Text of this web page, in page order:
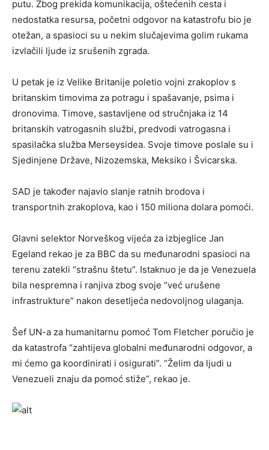
putu. Zbog prekida komunikacija, oštećenih cesta i
nedostatka resursa, početni odgovor na katastrofu bio je
otežan, a spasioci su u nekim slučajevima golim rukama
izvlačili ljude iz srušenih zgrada.
U petak je iz Velike Britanije poletio vojni zrakoplov s
britanskim timovima za potragu i spašavanje, psima i
dronovima. Timove, sastavljene od stručnjaka iz 14
britanskih vatrogasnih službi, predvodi vatrogasna i
spasilačka služba Merseysidea. Svoje timove poslale su i
Sjedinjene Države, Nizozemska, Meksiko i Švicarska.
SAD je također najavio slanje ratnih brodova i
transportnih zrakoplova, kao i 150 miliona dolara pomoći.
Glavni selektor Norveškog vijeća za izbjeglice Jan
Egeland rekao je za BBC da su međunarodni spasioci na
terenu zatekli “strašnu štetu”. Istaknuo je da je Venezuela
bila nespremna i ranjiva zbog svoje “već urušene
infrastrukture” nakon desetljeća nedovoljnog ulaganja.
Šef UN-a za humanitarnu pomoć Tom Fletcher poručio je
da katastrofa “zahtijeva globalni međunarodni odgovor, a
mi ćemo ga koordinirati i osigurati”. “Želim da ljudi u
Venezueli znaju da pomoć stiže”, rekao je.